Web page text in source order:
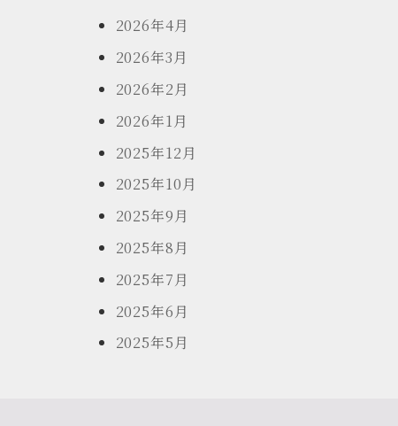
2026年4月
2026年3月
2026年2月
2026年1月
2025年12月
2025年10月
2025年9月
2025年8月
2025年7月
2025年6月
2025年5月